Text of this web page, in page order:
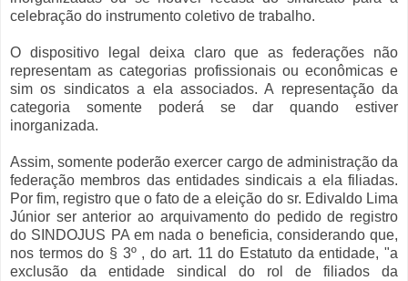
celebração do instrumento coletivo de trabalho.
O dispositivo legal deixa claro que as federações não
representam as categorias profissionais ou econômicas e
sim os sindicatos a ela associados. A representação da
categoria somente poderá se dar quando estiver
inorganizada.
Assim, somente poderão exercer cargo de administração da
federação membros das entidades sindicais a ela filiadas.
Por fim, registro que o fato de a eleição do sr. Edivaldo Lima
Júnior ser anterior ao arquivamento do pedido de registro
do SINDOJUS PA em nada o beneficia, considerando que,
nos termos do § 3º , do art. 11 do Estatuto da entidade, "a
exclusão da entidade sindical do rol de filiados da